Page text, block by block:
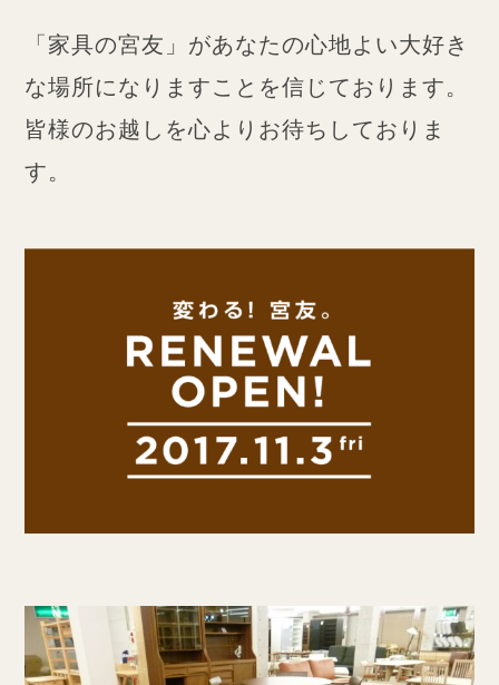
「家具の宮友」があなたの心地よい大好き
な場所になりますことを信じております。
皆様のお越しを心よりお待ちしておりま
す。